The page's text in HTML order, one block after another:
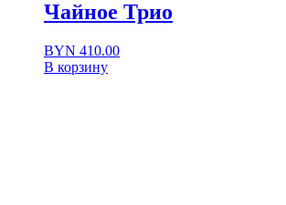
Чайное Трио
BYN 410.00
В корзину